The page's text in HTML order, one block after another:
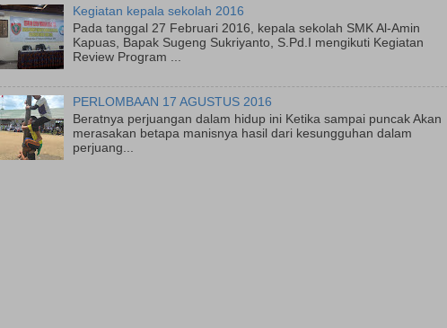
Kegiatan kepala sekolah 2016
Pada tanggal 27 Februari 2016, kepala sekolah SMK Al-Amin
Kapuas, Bapak Sugeng Sukriyanto, S.Pd.I mengikuti Kegiatan
Review Program ...
PERLOMBAAN 17 AGUSTUS 2016
Beratnya perjuangan dalam hidup ini Ketika sampai puncak Akan
merasakan betapa manisnya hasil dari kesungguhan dalam
perjuang...